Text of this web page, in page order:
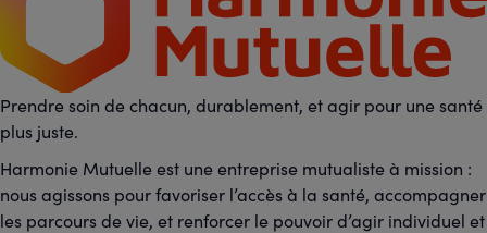
Prendre soin de chacun, durablement, et agir pour une santé
plus juste.
Harmonie Mutuelle est une entreprise mutualiste à mission :
nous agissons pour favoriser l’accès à la santé, accompagner
les parcours de vie, et renforcer le pouvoir d’agir individuel et